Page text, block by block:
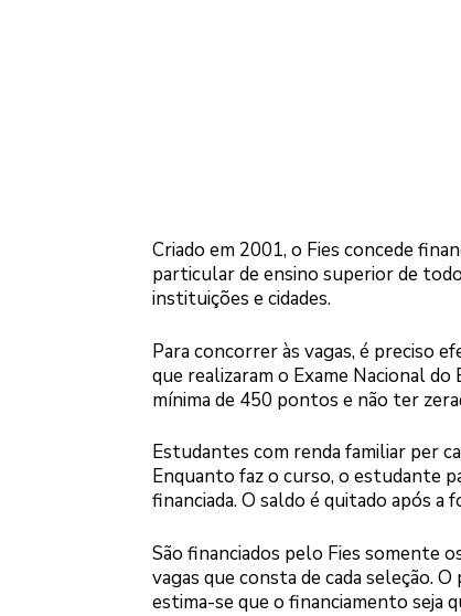
Criado em 2001, o Fies concede
particular de ensino superior de
instituições e cidades.
Para concorrer às vagas, é preciso
que realizaram o Exame Nacional
mínima de 450 pontos e não ter
Estudantes com renda familiar per
Enquanto faz o curso, o estudante
financiada. O saldo é quitado após a
São financiados pelo Fies somente
vagas que consta de cada seleção.
estima-se que o financiamento seja